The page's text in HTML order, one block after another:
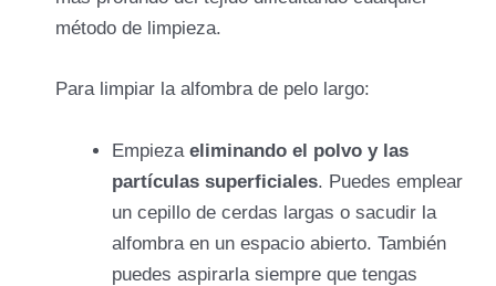
método de limpieza.
Para limpiar la alfombra de pelo largo:
Empieza eliminando el polvo y las
partículas superficiales. Puedes emplear
un cepillo de cerdas largas o sacudir la
alfombra en un espacio abierto. También
puedes aspirarla siempre que tengas